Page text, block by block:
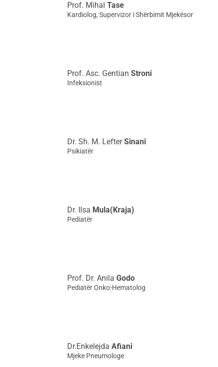
Prof. Mihal Tase
Kardiolog, Supervizor i Shërbimit Mjekësor
Prof. Asc. Gentian Stroni
Infeksionist
Dr. Sh. M. LefterSinani
Psikiatër
Dr. Ilsa Mula(Kraja)
Pediatër
Prof. Dr. Anila Godo
Pediatër Onko-Hematolog
Dr.Enkelejda Afiani
Mjeke Pneumologe